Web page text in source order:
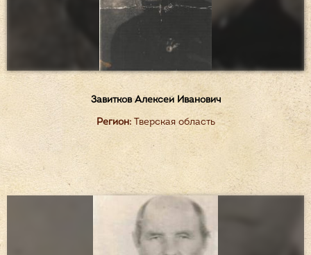
Завитков Алексей Иванович
Регион:Тверская область